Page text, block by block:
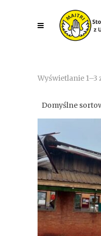
Wyświetlanie
Domyślne